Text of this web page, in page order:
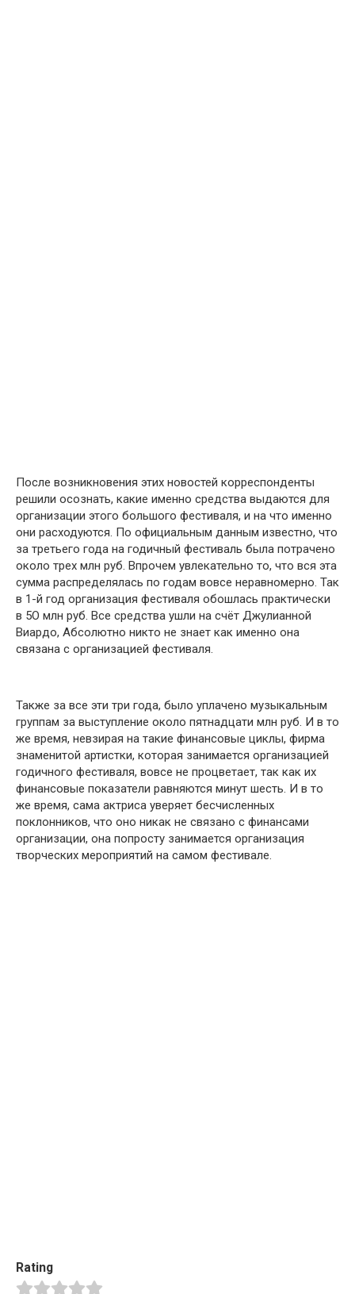
После возникновения этих новостей корреспонденты
решили осознать, какие именно средства выдаются для
организации этого большого фестиваля, и на что именно
они расходуются. По официальным данным известно, что
за третьего года на годичный фестиваль была потрачено
около трех млн руб. Впрочем увлекательно то, что вся эта
сумма распределялась по годам вовсе неравномерно. Так
в 1-й год организация фестиваля обошлась практически
в 5О млн руб. Все средства ушли на счёт Джулианной
Виардо, Абсолютно никто не знает как именно она
связана с организацией фестиваля.
Также за все эти три года, было уплачено музыкальным
группам за выступление около пятнадцати млн руб. И в то
же время, невзирая на такие финансовые циклы, фирма
знаменитой артистки, которая занимается организацией
годичного фестиваля, вовсе не процветает, так как их
финансовые показатели равняются минут шесть. И в то
же время, сама актриса уверяет бесчисленных
поклонников, что оно никак не связано с финансами
организации, она попросту занимается организация
творческих мероприятий на самом фестивале.
Rating